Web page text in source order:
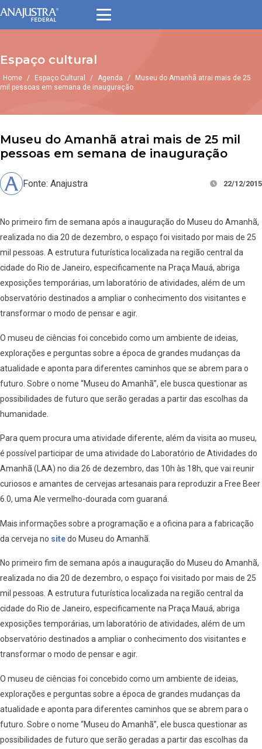
Espaço cultural
Home / Espaço Cultural / Agenda /
Museu do Amanhã atrai mais de 25
mil pessoas em semana de inauguração
Museu do Amanhã atrai mais de 25 mil
pessoas em semana de inauguração
Fonte: Anajustra 22/12/2015
No primeiro fim de semana após a inauguração do Museu do Amanhã,
realizada no dia 20 de dezembro, o espaço foi visitado por mais de 25
mil pessoas. A estrutura futurística localizada na região central da
cidade do Rio de Janeiro, especificamente na Praça Mauá, abriga
exposições temporárias, um laboratório de atividades, além de um
observatório destinados a ampliar o conhecimento dos visitantes e
transformar o modo de pensar e agir.
O museu de ciências foi concebido como um ambiente de ideias,
explorações e perguntas sobre a época de grandes mudanças da
atualidade e aponta para diferentes caminhos que se abrem para o
futuro. Sobre o nome “Museu do Amanhã”, ele busca questionar as
possibilidades de futuro que serão geradas a partir das escolhas da
humanidade.
Para quem procura uma atividade diferente, além da visita ao museu,
é possível participar de uma atividade do Laboratório de Atividades do
Amanhã (LAA) no dia 26 de dezembro, das 10h às 18h, que vai reunir
curiosos e amantes de cervejas artesanais para reproduzir a Free Beer
6.0, uma Ale vermelho-dourada com guaraná.
Mais informações sobre a programação e a oficina para a fabricação
da cerveja no sitedo Museu do Amanhã.
No primeiro fim de semana após a inauguração do Museu do Amanhã,
realizada no dia 20 de dezembro, o espaço foi visitado por mais de 25
mil pessoas. A estrutura futurística localizada na região central da
cidade do Rio de Janeiro, especificamente na Praça Mauá, abriga
exposições temporárias, um laboratório de atividades, além de um
observatório destinados a ampliar o conhecimento dos visitantes e
transformar o modo de pensar e agir.
O museu de ciências foi concebido como um ambiente de ideias,
explorações e perguntas sobre a época de grandes mudanças da
atualidade e aponta para diferentes caminhos que se abrem para o
futuro. Sobre o nome “Museu do Amanhã”, ele busca questionar as
possibilidades de futuro que serão geradas a partir das escolhas da